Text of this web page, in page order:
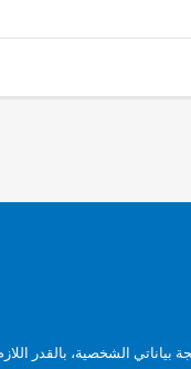
الشخصية، بالقدر